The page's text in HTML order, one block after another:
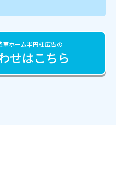
車ホーム半円柱広告の
せはこちら